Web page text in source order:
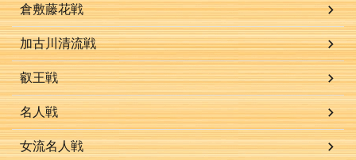
倉敷藤花戦
加古川清流戦
叡王戦
名人戦
女流名人戦